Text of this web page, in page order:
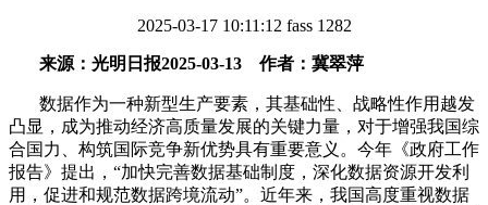
2025-03-17 10:11:12 fass 1282
来源：光明日报2025-03-13 作者：冀翠萍
数据作为一种新型生产要素，其基础性、战略性作用越发
凸显，成为推动经济高质量发展的关键力量，对于增强我国综
合国力、构筑国际竞争新优势具有重要意义。今年《政府工作
报告》提出，“加快完善数据基础制度，深化数据资源开发利
用，促进和规范数据跨境流动”。近年来，我国高度重视数据